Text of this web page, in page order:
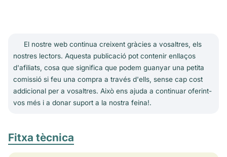
El nostre web continua creixent gràcies a vosaltres, els
nostres lectors. Aquesta publicació pot contenir enllaços
d'afiliats, cosa que significa que podem guanyar una petita
comissió si feu una compra a través d'ells, sense cap cost
addicional per a vosaltres. Això ens ajuda a continuar oferint-
vos més i a donar suport a la nostra feina!.
Fitxa tècnica